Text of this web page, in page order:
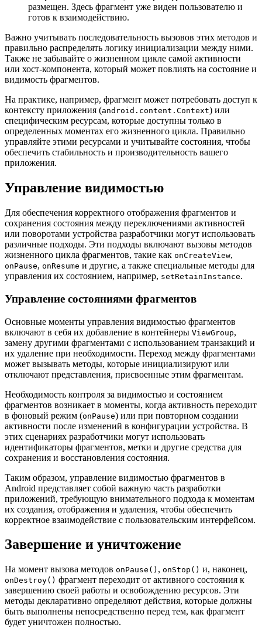
размещен. Здесь фрагмент уже виден пользователю и
готов к взаимодействию.
Важно учитывать последовательность вызовов этих методов и
правильно распределять логику инициализации между ними.
Также не забывайте о жизненном цикле самой активности
или хост-компонента, который может повлиять на состояние и
видимость фрагментов.
На практике, например, фрагмент может потребовать доступ к
контексту приложения (android.content.Context) или
специфическим ресурсам, которые доступны только в
определенных моментах его жизненного цикла. Правильно
управляйте этими ресурсами и учитывайте состояния, чтобы
обеспечить стабильность и производительность вашего
приложения.
Управление видимостью
Для обеспечения корректного отображения фрагментов и
сохранения состояния между переключениями активностей
или поворотами устройства разработчики могут использовать
различные подходы. Эти подходы включают вызовы методов
жизненного цикла фрагментов, такие как onCreateView,
onPause, onResume и другие, а также специальные методы для
управления их состоянием, например, setRetainInstance.
Управление состояниями фрагментов
Основные моменты управления видимостью фрагментов
включают в себя их добавление в контейнеры ViewGroup,
замену другими фрагментами с использованием транзакций и
их удаление при необходимости. Переход между фрагментами
может вызывать методы, которые инициализируют или
отключают представления, присвоенные этим фрагментам.
Необходимость контроля за видимостью и состоянием
фрагментов возникает в моменты, когда активность переходит
в фоновый режим (onPause) или при повторном создании
активности после изменений в конфигурации устройства. В
этих сценариях разработчики могут использовать
идентификаторы фрагментов, метки и другие средства для
сохранения и восстановления состояния.
Таким образом, управление видимостью фрагментов в
Android представляет собой важную часть разработки
приложений, требующую внимательного подхода к моментам
их создания, отображения и удаления, чтобы обеспечить
корректное взаимодействие с пользовательским интерфейсом.
Завершение и уничтожение
На момент вызова методов onPause() , onStop() и, наконец,
onDestroy() фрагмент переходит от активного состояния к
завершению своей работы и освобождению ресурсов. Эти
методы декларативно определяют действия, которые должны
быть выполнены непосредственно перед тем, как фрагмент
будет уничтожен полностью.